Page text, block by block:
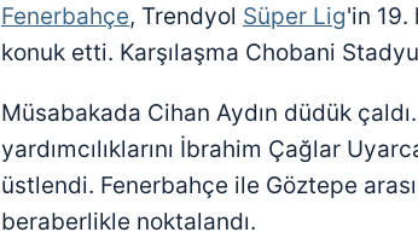
Fenerbahçe, Trendyol Süper Lig'in 19.
konuk etti. Karşılaşma Chobani
Müsabakada Cihan Aydın düdük çaldı.
yardımcılıklarını İbrahim Çağlar
üstlendi. Fenerbahçe ile Göztepe
beraberlikle noktalandı.